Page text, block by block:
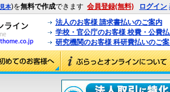
見本)を無料で作成できます 会員登録(無料) ログイン
法人のお客様 請求書払いのご案内
学校・官公庁のお客様 校費・公費
研究機関のお客様 科研費払いのご